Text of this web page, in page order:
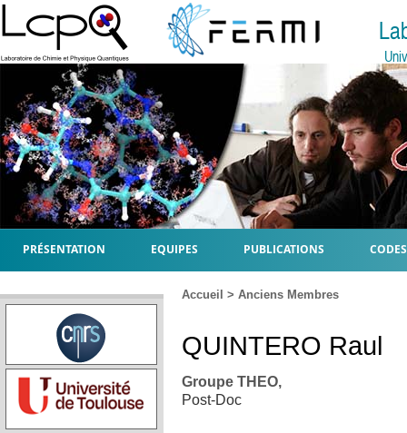
PRÉSENTATION EQUIPES PUBLICATIONS
Accueil > Anciens Membres
QUINTERO Raul
Groupe THEO,
Post-Doc